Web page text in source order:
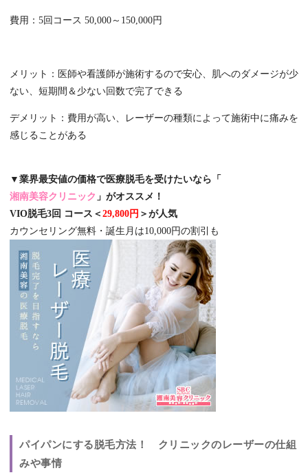
費用：5回コース 50,000～150,000円
メリット：医師や看護師が施術するので安心、肌へのダメージが少
ない、短期間＆少ない回数で完了できる
デメリット：費用が高い、レーザーの種類によって施術中に痛みを
感じることがある
▼業界最安値の価格で医療脱毛を受けたいなら「
湘南美容クリニック 」がオススメ！
VIO脱毛3回 コース＜ 29,800円 ＞が人気
カウンセリング無料・誕生月は10,000円の割引も
パイパンにする脱毛方法！ クリニックのレーザーの仕組
みや事情